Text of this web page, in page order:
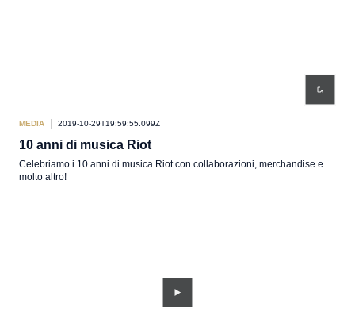
MEDIA 2019-10-29T19:59:55.099Z
10 anni di musica Riot
Celebriamo i 10 anni di musica Riot con collaborazioni, merchandise e
molto altro!